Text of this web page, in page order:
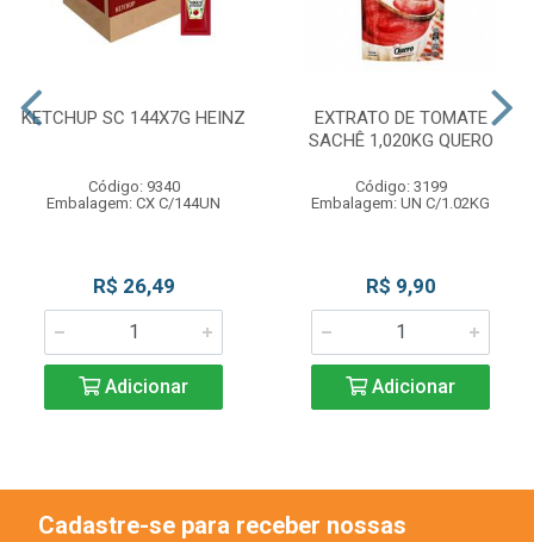
KETCHUP SC 144X7G HEINZ
Código: 9340
Embalagem: CX C/144UN
R$ 26,49
Adicionar
EXTRATO DE TOMATE
SACHÊ 1,020KG QUERO
Código: 3199
Embalagem: UN C/1.02KG
R$ 9,90
Adicionar
Cadastre-se para receber nossas